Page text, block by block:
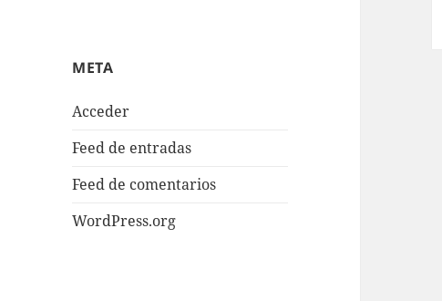
META
Acceder
Feed de entradas
Feed de comentarios
WordPress.org